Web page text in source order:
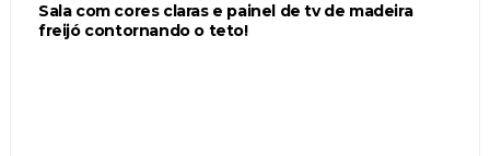
Sala com cores claras e painel de tv de madeira
freijó contornando o teto!